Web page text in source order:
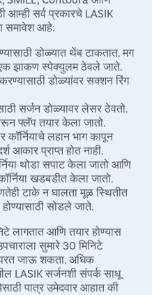
आम्ही सर्व प्रकारचे LASIK
समावेश आहे:
डोळ्यात थेंब टाकतात. मग
झाकण स्पेक्युलम ठेवले जाते.
करण्यासाठी डोळ्यांवर सक्शन रिंग
सर्जन डोळ्यावर लेसर ठेवतो.
फ्लॅप तयार केला जातो.
लहान भाग कापून
आकार प्राप्त होत नाही.
थोडा सपाट केला जातो आणि
खडबडीत केला जातो.
टाके न घालता मूळ स्थितीत
सोडले जाते.
लागतात आणि तयार होण्यास
सुमारे 30 मिनिटे
परत जाऊ शकता. अधिक
LASIK सर्जनशी संपर्क साधू
पात्र उमेदवार आहात की